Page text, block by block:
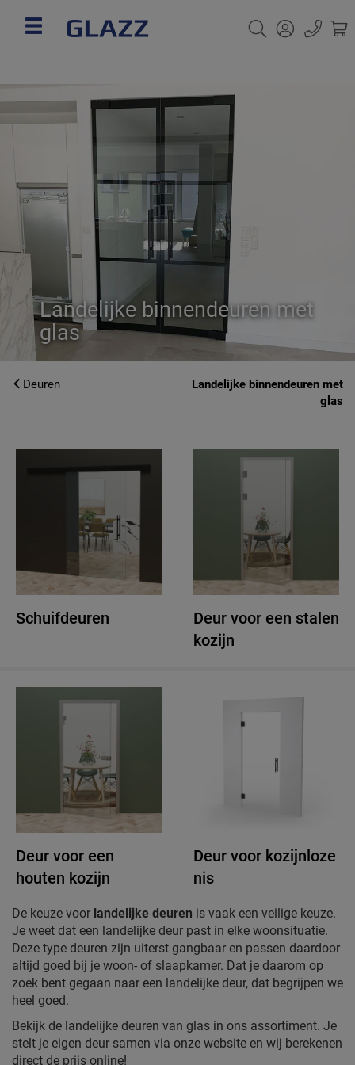
Landelijke binnendeuren met
glas
Deuren
Landelijke binnendeuren met
glas
Schuifdeuren
Deur voor een stalen
kozijn
Deur voor een
houten kozijn
Deur voor kozijnloze
nis
De keuze voor landelijke deuren is vaak een veilige keuze.
Je weet dat een landelijke deur past in elke woonsituatie.
Deze type deuren zijn uiterst gangbaar en passen daardoor
altijd goed bij je woon- of slaapkamer. Dat je daarom op
zoek bent gegaan naar een landelijke deur, dat begrijpen we
heel goed.
Bekijk de landelijke deuren van glas in ons assortiment. Je
stelt je eigen deur samen via onze website en wij berekenen
direct de prijs online!